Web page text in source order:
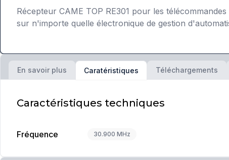
Récepteur CAME TOP RE301 pour les
sur n'importe quelle électronique de gestion
En savoir plus Caratéristiques Téléchargements
Caractéristiques techniques
Fréquence 30.900 MHz